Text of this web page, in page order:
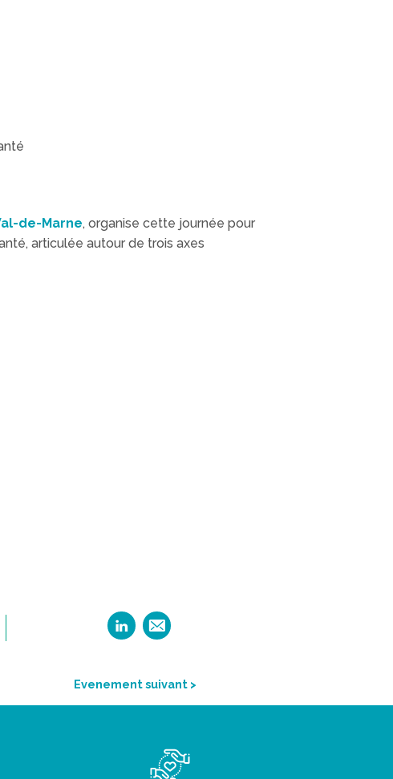
de-Marne, organise cette journée pour
articulée autour de trois axes
Evenement suivant >